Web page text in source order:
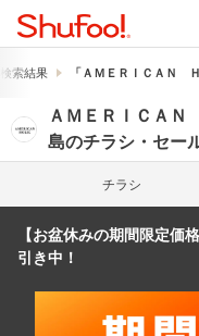
索結果 「ＡＭＥＲＩＣＡＮ
ＡＭＥＲＩＣＡ
島のチラシ・セー
チラシ
【お盆休みの期間限定価
引き中！